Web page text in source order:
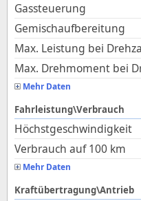
Gassteuerung
Gemischaufbereitung
Max. Leistung bei
Max. Drehmoment bei
Mehr Daten
Fahrleistung\Verbrauch
Höchstgeschwindigkeit
Verbrauch auf 100 km
Mehr Daten
Kraftübertragung\Antrieb